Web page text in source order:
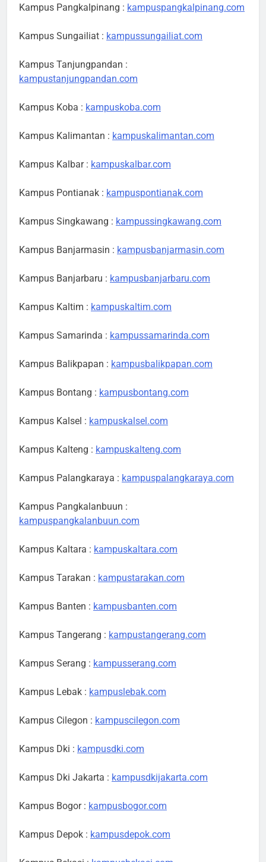
Kampus Pangkalpinang : kampuspangkalpinang.com
Kampus Sungailiat : kampussungailiat.com
Kampus Tanjungpandan :
kampustanjungpandan.com
Kampus Koba : kampuskoba.com
Kampus Kalimantan : kampuskalimantan.com
Kampus Kalbar : kampuskalbar.com
Kampus Pontianak : kampuspontianak.com
Kampus Singkawang : kampussingkawang.com
Kampus Banjarmasin : kampusbanjarmasin.com
Kampus Banjarbaru : kampusbanjarbaru.com
Kampus Kaltim : kampuskaltim.com
Kampus Samarinda : kampussamarinda.com
Kampus Balikpapan : kampusbalikpapan.com
Kampus Bontang : kampusbontang.com
Kampus Kalsel : kampuskalsel.com
Kampus Kalteng : kampuskalteng.com
Kampus Palangkaraya : kampuspalangkaraya.com
Kampus Pangkalanbuun :
kampuspangkalanbuun.com
Kampus Kaltara : kampuskaltara.com
Kampus Tarakan : kampustarakan.com
Kampus Banten : kampusbanten.com
Kampus Tangerang : kampustangerang.com
Kampus Serang : kampusserang.com
Kampus Lebak : kampuslebak.com
Kampus Cilegon : kampuscilegon.com
Kampus Dki : kampusdki.com
Kampus Dki Jakarta : kampusdkijakarta.com
Kampus Bogor : kampusbogor.com
Kampus Depok : kampusdepok.com